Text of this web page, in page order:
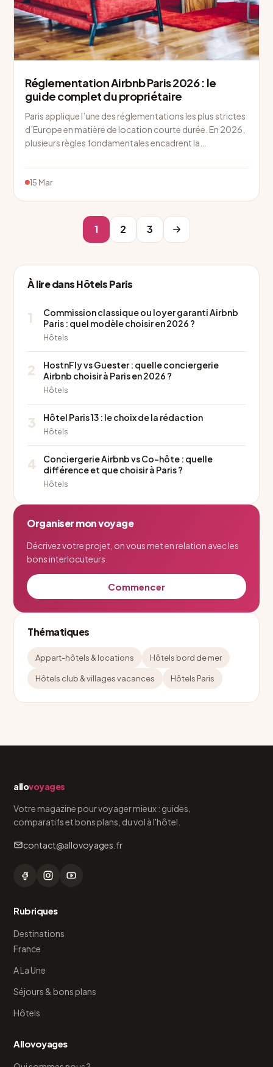
Réglementation Airbnb Paris 2026 : le
guide complet du propriétaire
Paris applique l’une des réglementations les plus strictes
d’Europe en matière de location courte durée. En 2026,
plusieurs règles fondamentales encadrent la…
15 Mar
1 2 3
À lire dans Hôtels Paris
1
Commission classique ou loyer garanti Airbnb
Paris : quel modèle choisir en 2026 ?
Hôtels
2
HostnFly vs Guester : quelle conciergerie
Airbnb choisir à Paris en 2026 ?
Hôtels
3 Hôtel Paris 13 : le choix de la rédaction
Hôtels
4
Conciergerie Airbnb vs Co-hôte : quelle
différence et que choisir à Paris ?
Hôtels
Organiser mon voyage
Décrivez votre projet, on vous met en relation avec les
bons interlocuteurs.
Commencer
Thématiques
Appart-hôtels & locations Hôtels bord de mer
Hôtels club & villages vacances Hôtels Paris
allovoyages
Votre magazine pour voyager mieux : guides,
comparatifs et bons plans, du vol à l'hôtel.
contact@allovoyages.fr
Rubriques
Destinations
France
A La Une
Séjours & bons plans
Hôtels
Allovoyages